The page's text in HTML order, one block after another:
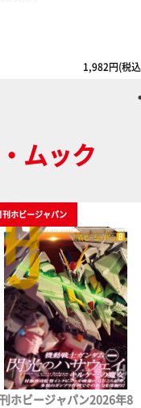
1,982円(税
ムック
刊ホビージャパン
ホビージャパン2026年8